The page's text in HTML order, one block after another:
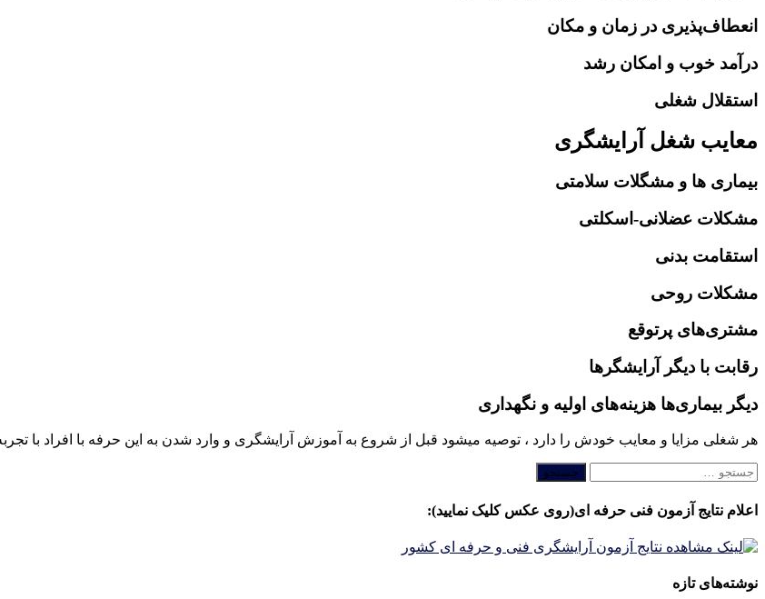
انعطاف‌پذیری در زمان و مکان
درآمد خوب و امکان رشد
استقلال شغلی
معایب شغل آرایشگری
بیماری ها و مشگلات سلامتی
مشکلات عضلانی-اسکلتی
استقامت بدنی
مشکلات روحی
مشتری‌های پرتوقع
رقابت با دیگر آرایشگرها
دیگر بیماری‌ها هزینه‌های اولیه و نگهداری
هر شغلی مزایا و معایب خودش را دارد ، توصیه میشود قبل از شروع به آموزش آرایشگری و وارد شدن به این حرفه با افراد با
جستجو
اعلام نتایج آزمون فنی حرفه ای(روی عکس کلیک نمایید):
نوشته‌های تازه